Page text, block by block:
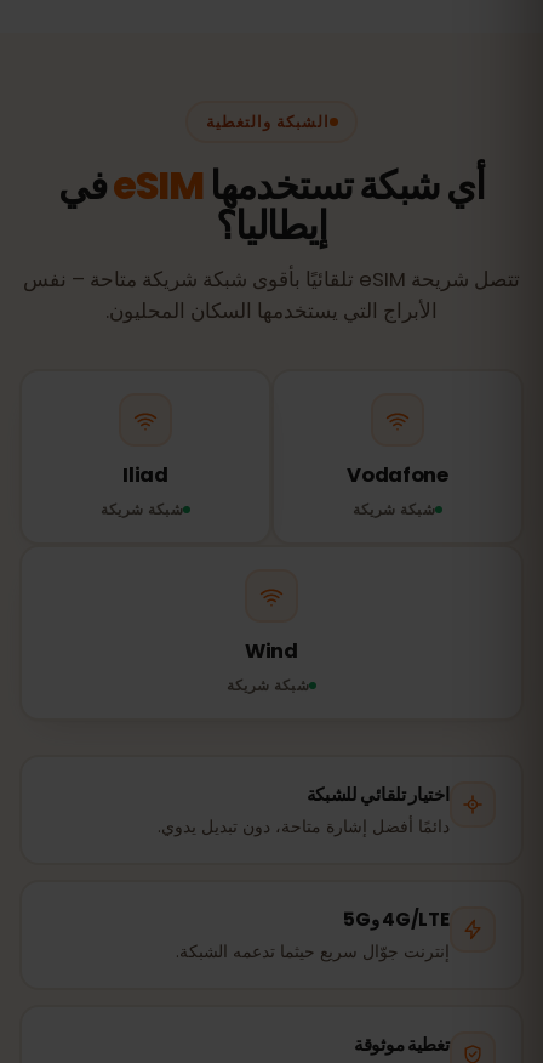
الشبكة والتغطية
أي شبكة تستخدمها eSIMفي
إيطاليا؟
تتصل شريحة eSIM تلقائيًا بأقوى شبكة شريكة متاحة – نفس
الأبراج التي يستخدمها السكان المحليون.
Vodafone
شبكة شريكة
Iliad
شبكة شريكة
Wind
شبكة شريكة
اختيار تلقائي للشبكة
دائمًا أفضل إشارة متاحة، دون تبديل يدوي.
4G/LTE و5G
إنترنت جوّال سريع حيثما تدعمه الشبكة.
تغطية موثوقة